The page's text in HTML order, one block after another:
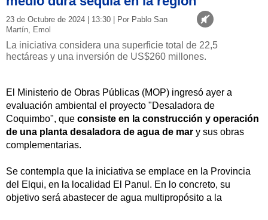
23 de Octubre de 2024 | 13:30 | Por Pablo San
Martín, Emol
La iniciativa considera una superficie total de 22,5
hectáreas y una inversión de US$260 millones.
El Ministerio de Obras Públicas (MOP) ingresó ayer a
evaluación ambiental el proyecto "Desaladora de
Coquimbo", que consiste en la construcción y operación
de una planta desaladora de agua de mar y sus obras
complementarias.
Se contempla que la iniciativa se emplace en la Provincia
del Elqui, en la localidad El Panul. En lo concreto, su
objetivo será abastecer de agua multipropósito a la